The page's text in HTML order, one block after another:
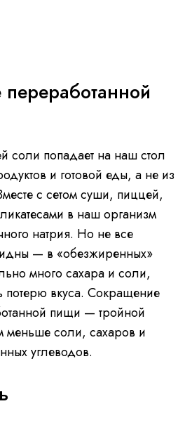
соли попадает на наш стол
и готовой еды, а не из
с сетом суши, пиццей,
в наш организм
натрия. Но не все
— в «обезжиренных»
много сахара и соли,
потерю вкуса. Сокращение
пищи — тройной
меньше соли, сахаров и
углеводов.